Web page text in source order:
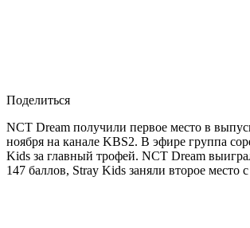
Поделиться
NCT Dream получили первое место в
ноября на канале KBS2. В эфире группа
Kids за главный трофей. NCT Dream
147 баллов, Stray Kids заняли второе место